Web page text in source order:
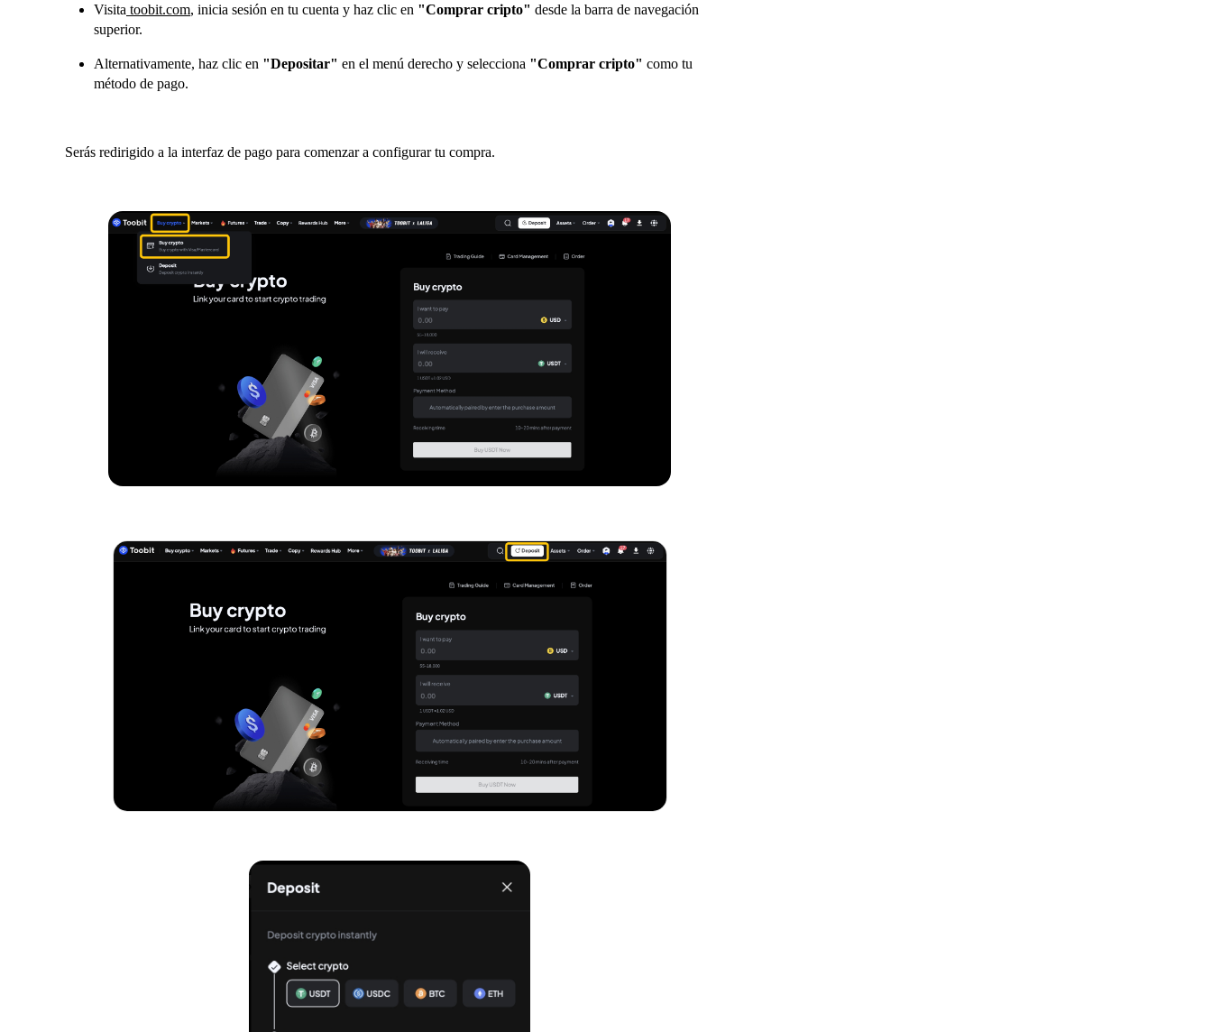
Visita toobit.com, inicia sesión en tu cuenta y haz clic en "Comprar cripto" desde la barra de navegación
superior.
Alternativamente, haz clic en "Depositar" en el menú derecho y selecciona "Comprar cripto" como tu
método de pago.
Serás redirigido a la interfaz de pago para comenzar a configurar tu compra.